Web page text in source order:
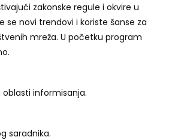
zakonske regule i okvire u
se novi trendovi i koriste šanse za
mreža. U početku program
informisanja.
saradnika.